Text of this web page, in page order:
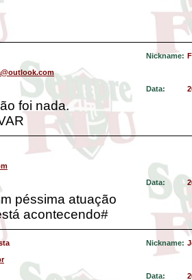
Nickname:
Data:
foi nada.
Data:
péssima atuação
acontecendo#
Nickname:
Data: